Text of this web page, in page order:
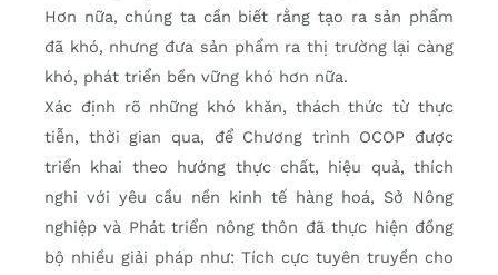
Hơn nữa, chúng ta cần biết rằng tạo ra sản phẩm
đã khó, nhưng đưa sản phẩm ra thị trường lại càng
khó, phát triển bền vững khó hơn nữa.
Xác định rõ những khó khăn, thách thức từ thực
tiễn, thời gian qua, để Chương trình OCOP được
triển khai theo hướng thực chất, hiệu quả, thích
nghi với yêu cầu nền kinh tế hàng hoá, Sở Nông
nghiệp và Phát triển nông thôn đã thực hiện đồng
bộ nhiều giải pháp như: Tích cực tuyên truyền cho